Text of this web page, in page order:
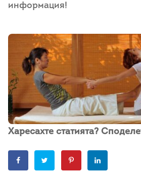
информация!
Харесахте статията?